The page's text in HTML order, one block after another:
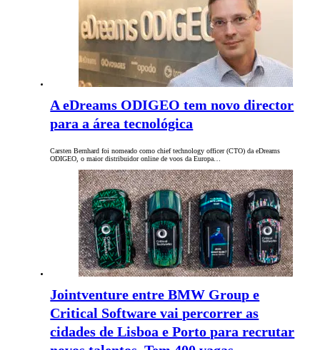
A eDreams ODIGEO tem novo director
para a área tecnológica
Carsten Bernhard foi nomeado como chief technology officer (CTO) da eDreams
ODIGEO, o maior distribuidor online de voos da Europa…
Jointventure entre BMW Group e
Critical Software vai percorrer as
cidades de Lisboa e Porto para recrutar